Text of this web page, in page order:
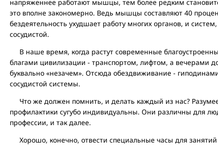
напряженнее работают мышцы, тем более редким
это вполне закономерно. Ведь мышцы составляют 40
бездеятельность ухудшает работу многих органов, и
сосудистой.
В наше время, когда растут современные
благами цивилизации - транспортом, лифтом, а вечерами
буквально «незачем». Отсюда обездвиживание -
сосудистой системы.
Что же должен помнить, и делать каждый из нас?
профилактики сугубо индивидуальны. Они различны для
профессии, и так далее.
Хорошо, конечно, отвести специальные часы для